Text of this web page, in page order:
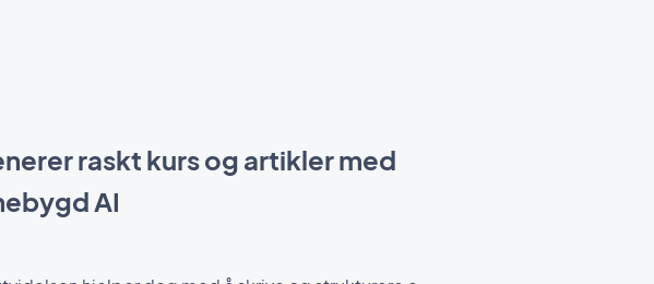
raskt kurs og artikler med
AI